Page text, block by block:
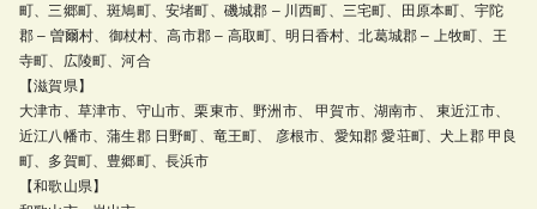
町、三郷町、斑鳩町、安堵町、磯城郡 – 川西町、三宅町、田原本町、宇陀
郡 – 曽爾村、御杖村、高市郡 – 高取町、明日香村、北葛城郡 – 上牧町、王
寺町、広陵町、河合
【滋賀県】
大津市、草津市、守山市、栗東市、野洲市、 甲賀市、湖南市、 東近江市、
近江八幡市、蒲生郡 日野町、竜王町、 彦根市、愛知郡 愛荘町、犬上郡 甲良
町、多賀町、豊郷町、長浜市
【和歌山県】